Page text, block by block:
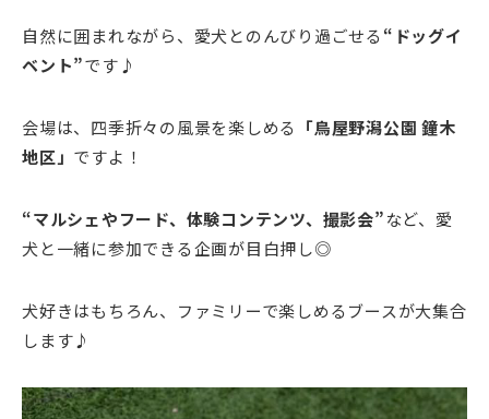
自然に囲まれながら、愛犬とのんびり過ごせる “ドッグイ
ベント”です♪
会場は、四季折々の風景を楽しめる
「鳥屋野潟公園 鐘木
地区」 ですよ！
“マルシェやフード、体験コンテンツ、撮影会”など、愛
犬と一緒に参加できる企画が目白押し◎
犬好きはもちろん、ファミリーで楽しめるブースが大集合
します♪